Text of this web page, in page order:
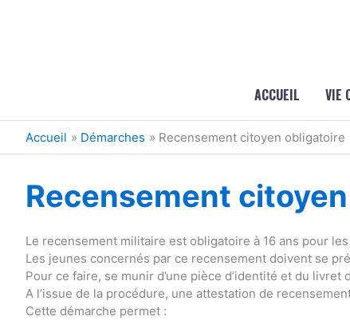
ACCUEIL VIE
Accueil Démarches Recensement citoyen obligatoire
Recensement
Le recensement militaire est obligatoire à 16 ans pour
Les jeunes concernés par ce recensement doivent se
Pour ce faire, se munir d’une pièce d’identité et du livret
A l’issue de la procédure, une attestation de
Cette démarche permet :